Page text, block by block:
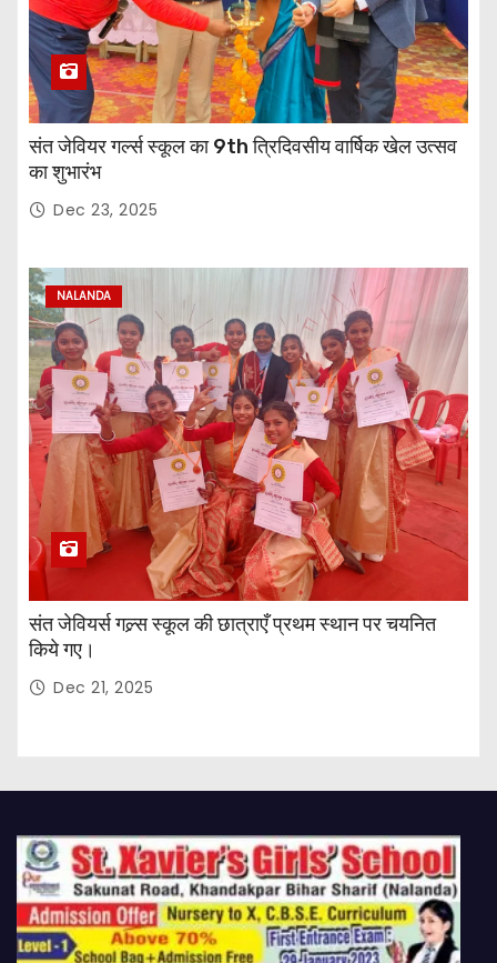
संत जेवियर गर्ल्स स्कूल का 9th त्रिदिवसीय वार्षिक खेल उत्सव
का शुभारंभ
Dec 23, 2025
NALANDA
संत जेवियर्स गल्र्स स्कूल की छात्र‌ाएँ प्रथम स्थान पर चयनित
किये गए।
Dec 21, 2025